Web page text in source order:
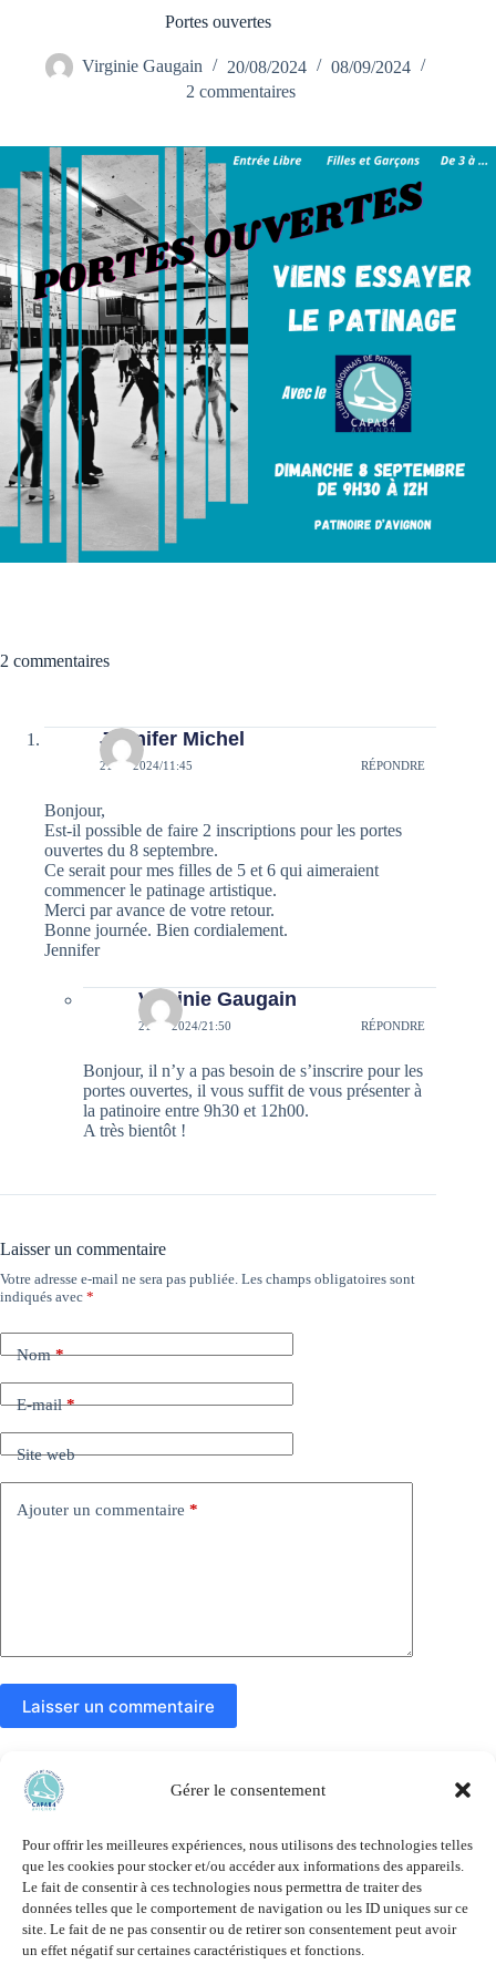
Gérer le consentement
Pour offrir les meilleures expériences, nous utilisons des technologies telles
que les cookies pour stocker et/ou accéder aux informations des appareils.
Le fait de consentir à ces technologies nous permettra de traiter des
données telles que le comportement de navigation ou les ID uniques sur ce
site. Le fait de ne pas consentir ou de retirer son consentement peut avoir
un effet négatif sur certaines caractéristiques et fonctions.
Portes ouvertes
Virginie Gaugain 20/08/2024
08/09/2024
2 commentaires
2 commentaires
Jennifer Michel
21/08/2024/11:45 RÉPONDRE
Bonjour,
Est-il possible de faire 2 inscriptions pour les portes
ouvertes du 8 septembre.
Ce serait pour mes filles de 5 et 6 qui aimeraient
commencer le patinage artistique.
Merci par avance de votre retour.
Bonne journée. Bien cordialement.
Jennifer
Virginie Gaugain
21/08/2024/21:50 RÉPONDRE
Bonjour, il n’y a pas besoin de s’inscrire pour les
portes ouvertes, il vous suffit de vous présenter à
la patinoire entre 9h30 et 12h00.
A très bientôt !
Laisser un commentaire
Votre adresse e-mail ne sera pas publiée. Les champs obligatoires sont
indiqués avec *
Nom*
E-mail*
Site web
Ajouter un commentaire *
Laisser un commentaire
Tarifs et Inscription
Compétitions et résultats
Actualités et Évènements
Photos – Vidéos
Mentions légales